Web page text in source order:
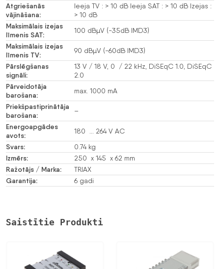
Atgriešanās
vājināšana:
Ieeja TV : > 10 dB Ieeja SAT : > 10 dB Izejas :
> 10 dB
Maksimālais izejas
līmenis SAT:
100 dBµV (-35dB IMD3)
Maksimālais izejas
līmenis TV:
90 dBµV (-60dB IMD3)
Pārslēgšanas
signāli:
13 V / 18 V, 0 / 22 kHz, DiSEqC 1.0, DiSEqC
2.0
Pārveidotāja
barošana:
max. 1000 mA
Priekšpastiprinātāja
barošana:
–
Energoapgādes
avots:
180 … 264 V AC
Svars: 0.74 kg
Izmērs: 250 x 145 x 62 mm
Ražotājs / Marka: TRIAX
Garantija: 6 gadi
Saistītie Produkti